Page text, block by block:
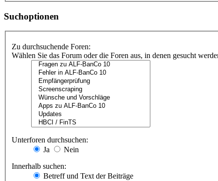
Suchoptionen
Zu durchsuchende Foren:
Wählen Sie das Forum oder die Foren aus, in denen gesucht
Unterforen durchsuchen:
Ja
Nein
Innerhalb suchen:
Betreff und Text der Beiträge